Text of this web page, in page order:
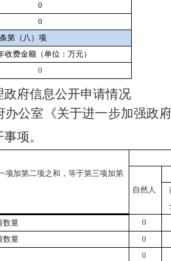
0
0
第（八）项
收费金额（单位：万元）
0
府信息公开申请情况
办公室《关于进一步加强政
项。
项加第二项之和，等于第三项加第
自然人
数量 0
数量
0
0